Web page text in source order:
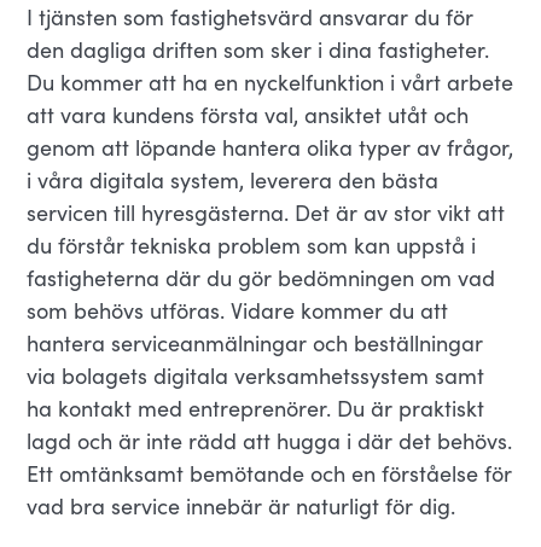
I tjänsten som fastighetsvärd ansvarar du för
den dagliga driften som sker i dina fastigheter.
Du kommer att ha en nyckelfunktion i vårt arbete
att vara kundens första val, ansiktet utåt och
genom att löpande hantera olika typer av frågor,
i våra digitala system, leverera den bästa
servicen till hyresgästerna. Det är av stor vikt att
du förstår tekniska problem som kan uppstå i
fastigheterna där du gör bedömningen om vad
som behövs utföras. Vidare kommer du att
hantera serviceanmälningar och beställningar
via bolagets digitala verksamhetssystem samt
ha kontakt med entreprenörer. Du är praktiskt
lagd och är inte rädd att hugga i där det behövs.
Ett omtänksamt bemötande och en förståelse för
vad bra service innebär är naturligt för dig.